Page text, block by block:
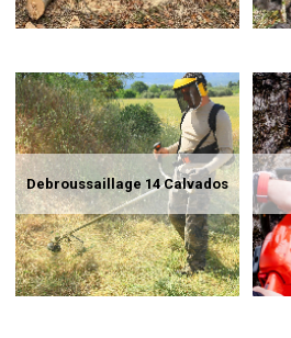
Debroussaillage 14 Calvados